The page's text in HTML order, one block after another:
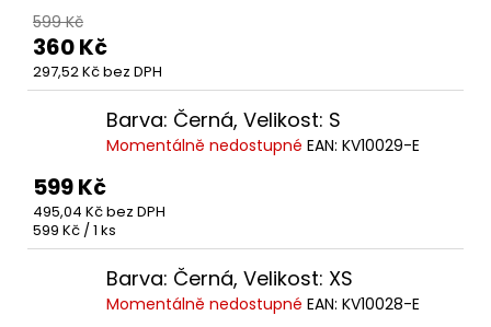
599 Kč
360 Kč
297,52 Kč bez DPH
Barva: Černá, Velikost: S
Momentálně nedostupné EAN: KV10029-E
599 Kč
495,04 Kč bez DPH
Měrná
cena:
599 Kč / 1 ks
Barva: Černá, Velikost: XS
Momentálně nedostupné EAN: KV10028-E